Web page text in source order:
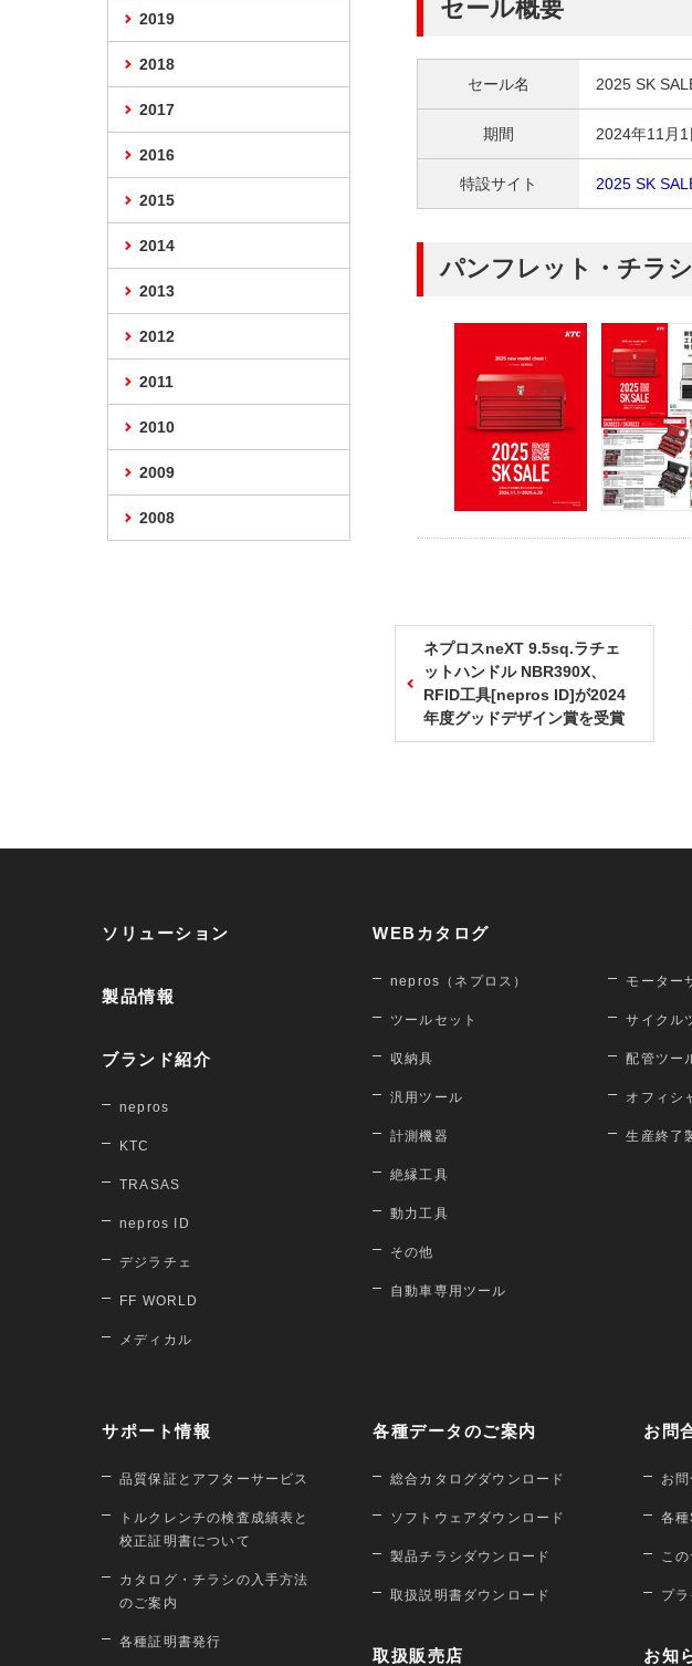
セール概要
セール名 2025 SK
期間 2024年11月
特設サイト 2025 SK
パンフレット・チラ
ネプロスneXT 9.5sq.ラチェ
ットハンドル NBR390X、
RFID工具[nepros ID]が2024
年度グッドデザイン賞を受賞
2019
2018
2017
2016
2015
2014
2013
2012
2011
2010
2009
2008
ソリューション
製品情報
ブランド紹介
nepros
KTC
TRASAS
nepros ID
デジラチェ
FF WORLD
メディカル
WEBカタログ
nepros（ネプロス）
ツールセット
収納具
汎用ツール
計測機器
絶縁工具
動力工具
その他
自動車専用ツール
モーター
サイクル
配管ツー
オフィシ
生産終了
サポート情報
品質保証とアフターサービス
トルクレンチの検査成績表と
校正証明書について
カタログ・チラシの入手方法
のご案内
各種証明書発行
各種データのご案内
総合カタログダウンロード
ソフトウェアダウンロード
製品チラシダウンロード
取扱説明書ダウンロード
取扱販売店
お問
お
各
こ
プ
お知